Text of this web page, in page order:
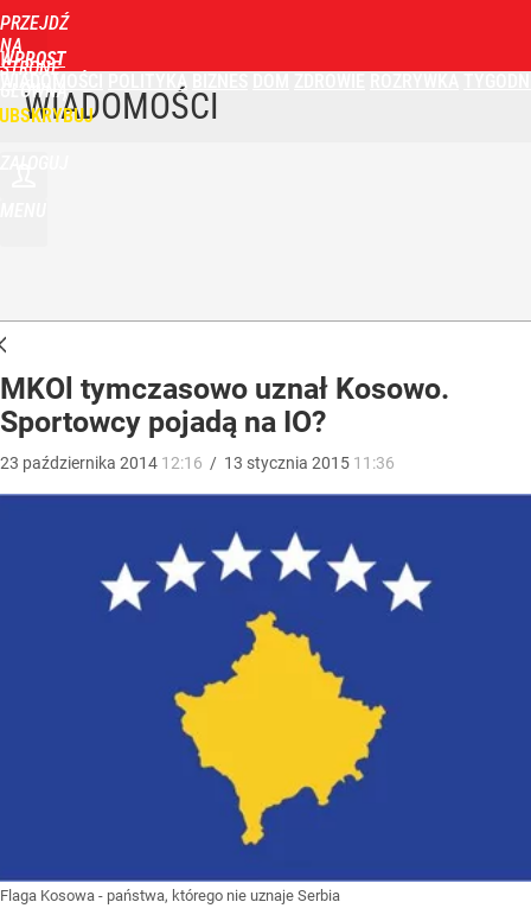
PRZEJDŹ
NA
STRONĘ
GŁÓWNĄ
WPROST
POLITYKA
WIADOMOŚCI
MKOl tymczasowo uznał Kosowo.
Sportowcy pojadą na IO?
23 października 2014 12:16 / 13 stycznia 2015 11:36
Flaga Kosowa - państwa, którego nie uznaje Serbia